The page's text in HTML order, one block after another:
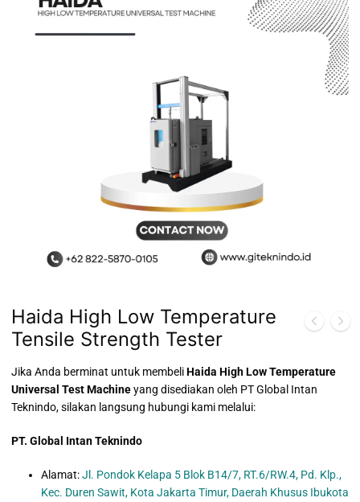
🔍
Haida High Low Temperature
Tensile Strength Tester
Jika Anda berminat untuk membeliHaida High Low Temperature
Universal Test Machineyang disediakan oleh PT Global Intan
Teknindo, silakan langsung hubungi kami melalui:
PT. Global Intan Teknindo
Alamat:Jl. Pondok Kelapa 5 Blok B14/7, RT.6/RW.4, Pd. Klp.,
Kec. Duren Sawit, Kota Jakarta Timur, Daerah Khusus Ibukota